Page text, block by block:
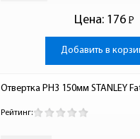
Цена: 176 Р
-
Добавить в
Отвертка PH3 150мм STANLEY
Рейтинг: